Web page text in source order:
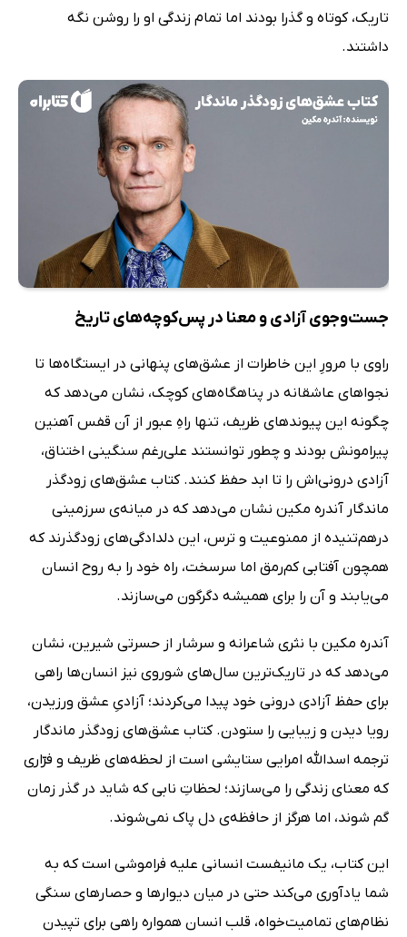
تاریک، کوتاه و گذرا بودند اما تمام زندگی او را روشن نگه
داشتند.
جست‌وجوی آزادی و معنا در پس‌کوچه‌های تاریخ
راوی با مرورِ این خاطرات از عشق‌های پنهانی در ایستگاه‌ها تا
نجواهای عاشقانه در پناهگاه‌های کوچک، نشان می‌دهد که
چگونه این پیوندهای ظریف، تنها راهِ عبور از آن قفس آهنین
پیرامونش بودند و چطور توانستند علی‌رغم سنگینی اختناق،
آزادی درونی‌اش را تا ابد حفظ کنند. کتاب عشق‌های زودگذر
ماندگار آندره مکین نشان می‌دهد که در میانه‌ی سرزمینی
درهم‌تنیده از ممنوعیت و ترس، این دلدادگی‌های زودگذرند که
همچون آفتابی کم‌رمق اما سرسخت، راه خود را به روح انسان
می‌یابند و آن را برای همیشه دگرگون می‌سازند.
آندره مکین با نثری شاعرانه و سرشار از حسرتی شیرین، نشان
می‌دهد که در تاریک‌ترین سال‌های شوروی نیز انسان‌ها راهی
برای حفظ آزادی درونی خود پیدا می‌کردند؛ آزادیِ عشق ورزیدن،
رویا دیدن و زیبایی را ستودن. کتاب عشق‌های زودگذر ماندگار
ترجمه اسدالله امرایی ستایشی است از لحظه‌های ظریف و فرّاری
که معنای زندگی را می‌سازند؛ لحظاتِ نابی که شاید در گذر زمان
گم شوند، اما هرگز از حافظه‌ی دل پاک نمی‌شوند.
این کتاب، یک مانیفست انسانی علیه فراموشی است که به
شما یادآوری می‌کند حتی در میان دیوارها و حصارهای سنگی
نظام‌های تمامیت‌خواه، قلب انسان همواره راهی برای تپیدن